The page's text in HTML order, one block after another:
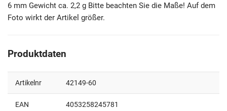
6 mm Gewicht ca. 2,2 g Bitte beachten Sie die Maße! Auf dem
Foto wirkt der Artikel größer.
Produktdaten
Artikelnr 42149-60
EAN 4053258245781